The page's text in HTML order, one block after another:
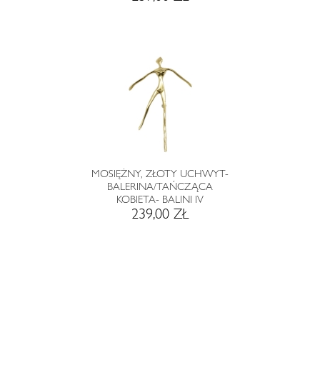
MOSIĘŻNY, ZŁOTY UCHWYT-
BALERINA/TAŃCZĄCA
KOBIETA- BALINI IV
239,00 ZŁ